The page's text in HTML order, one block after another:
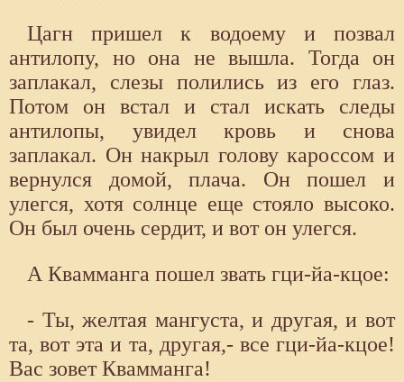
Цагн пришел к водоему и позвал
антилопу, но она не вышла. Тогда он
заплакал, слезы полились из его глаз.
Потом он встал и стал искать следы
антилопы, увидел кровь и снова
заплакал. Он накрыл голову кароссом и
вернулся домой, плача. Он пошел и
улегся, хотя солнце еще стояло высоко.
Он был очень сердит, и вот он улегся.
А Квамманга пошел звать гци-йа-кцое:
- Ты, желтая мангуста, и другая, и вот
та, вот эта и та, другая,- все гци-йа-кцое!
Вас зовет Квамманга!